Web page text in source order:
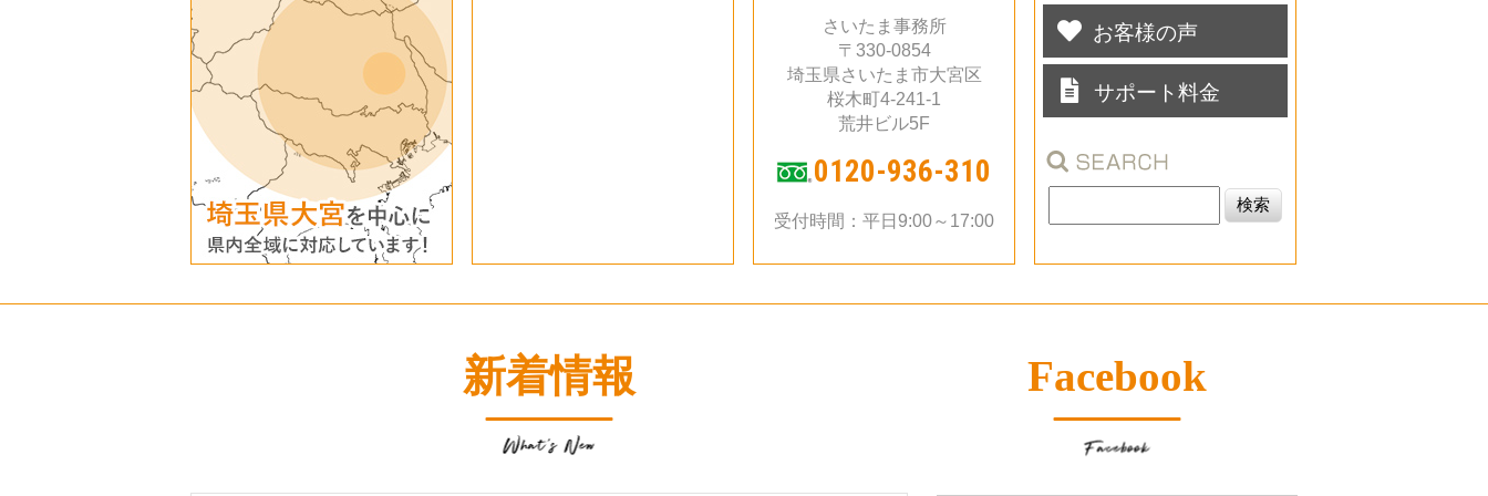
さいたま事務所
〒330-0854
埼玉県さいたま市大宮区
桜木町4-241-1
荒井ビル5F
0120-936-310
受付時間：平日9:00～17:00
お客様の声
サポート料金
新着情報 Facebook